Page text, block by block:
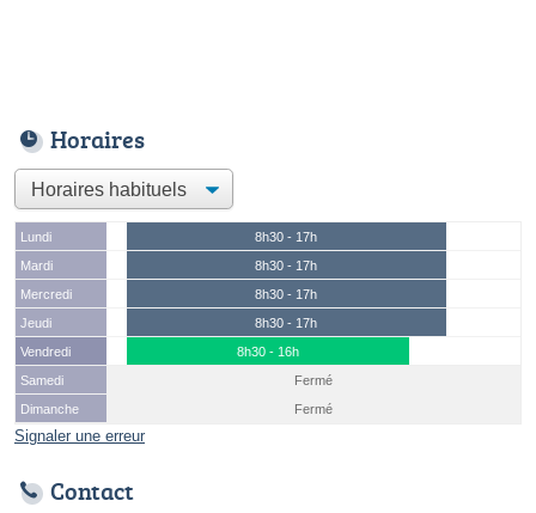
Horaires
Lundi
8h30 - 17h
Mardi
8h30 - 17h
Mercredi
8h30 - 17h
Jeudi
8h30 - 17h
Vendredi
8h30 - 16h
Samedi
Fermé
Dimanche
Fermé
Signaler une erreur
Contact